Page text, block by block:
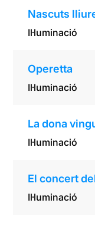
Nascuts
Il·luminació
Operetta
Il·luminació
La dona
Il·luminació
El concert
Il·luminació